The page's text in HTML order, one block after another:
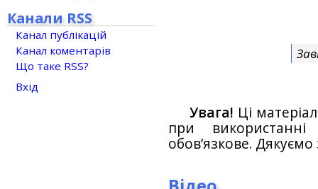
Увага! Ці
при
обов’язкове.
Канали RSS
Канал публікацій
Канал коментарів
Що таке RSS?
Вхід